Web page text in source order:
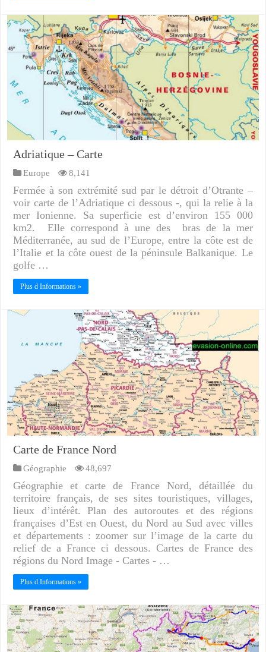
Adriatique – Carte
Europe 8,141
Fermée à son extrémité sud par le détroit d’Otrante –
voir carte de l’Adriatique ci dessous -, qui la relie à la
mer Ionienne. Sa superficie est d’environ 155 000
km2. Elle correspond à une des bras de la mer
Méditerranée, au sud de l’Europe, entre la côte est de
l’Italie et la côte ouest de la péninsule Balkanique. Le
golfe …
Plus d Informations »
Carte de France Nord
Géographie 48,697
Géographie et carte de France Nord, détaillée du
territoire français, de ses sites touristiques, villages,
lieux d’intérêt. Plan des autoroutes et des régions
françaises d’Est en Ouest, du Nord au Sud avec villes
et départements : zoomer sur l’image de la carte du
relief de a France ci dessous. Cartes de France des
régions du Nord Image - Cartes - …
Plus d Informations »